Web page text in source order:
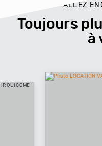
ALLEZ
Toujours
à